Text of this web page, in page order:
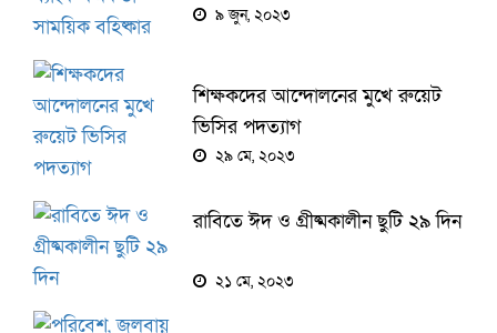
৯ জুন, ২০২৩
শিক্ষকদের আন্দোলনের মুখে রুয়েট
ভিসির পদত্যাগ
২৯ মে, ২০২৩
রাবিতে ঈদ ও গ্রীষ্মকালীন ছুটি ২৯ দিন
২১ মে, ২০২৩